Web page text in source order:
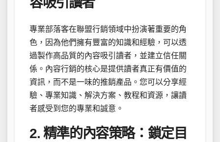
專業部落客在聯盟行銷領域中扮演著重要的角
色，因為他們擁有豐富的知識和經驗，可以透
過製作高品質的內容吸引讀者，並建立信任關
係。內容行銷的核心是提供讀者真正有價值的
資訊，而不是一味的推銷產品。您可以分享經
驗、專業知識、解決方案、教程和資源，讓讀
者感受到您的專業和誠意。
2. 精準的內容策略：鎖定目